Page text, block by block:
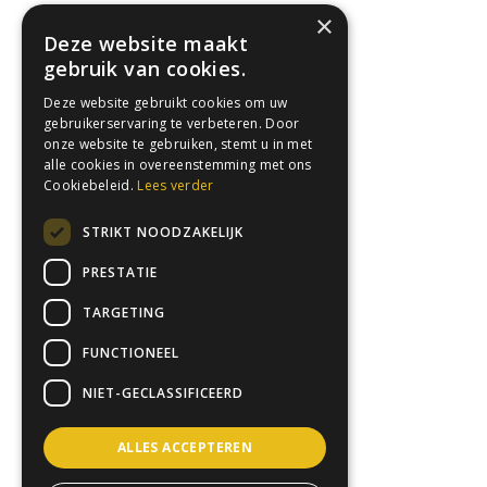
×
Deze website maakt
gebruik van cookies.
Deze website gebruikt cookies om uw
gebruikerservaring te verbeteren. Door
onze website te gebruiken, stemt u in met
alle cookies in overeenstemming met ons
Cookiebeleid. Lees verder
STRIKT NOODZAKELIJK
PRESTATIE
TARGETING
FUNCTIONEEL
NIET-GECLASSIFICEERD
ALLES ACCEPTEREN